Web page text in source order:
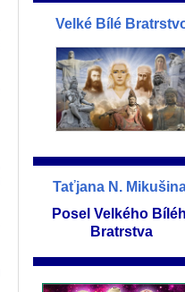
Velké Bílé
Taťjana N.
Posel Velkého
Bratrstva